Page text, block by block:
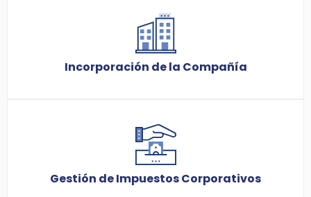
Incorporación de la Compañía
Gestión de Impuestos Corporativos